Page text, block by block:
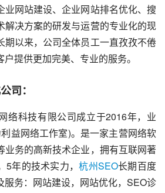
业网站建设、企业网站排名优化、搜
解决方案的研发与运营的专业化的现
期以来，公司全体员工一直孜孜不倦
提供更加完美、专业的服务。
司：
络科技有限公司成立于2016年，业
益网络工作室)。是一家主营网络软
业务的高新技术企业，拥有互联网著
5年的技术实力，杭州SEO长期百度
服务：网站建设，网站优化，SEO诊